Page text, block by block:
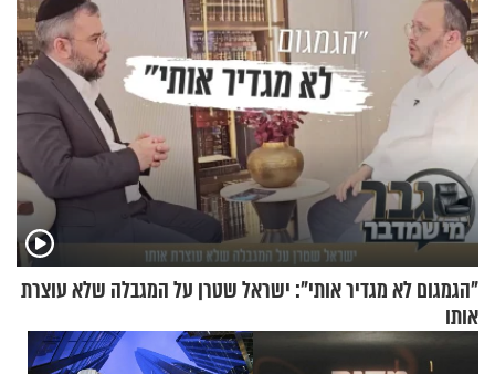
"הגמגום לא מגדיר אותי": ישראל שטרן על המגבלה שלא עוצרת
אותו